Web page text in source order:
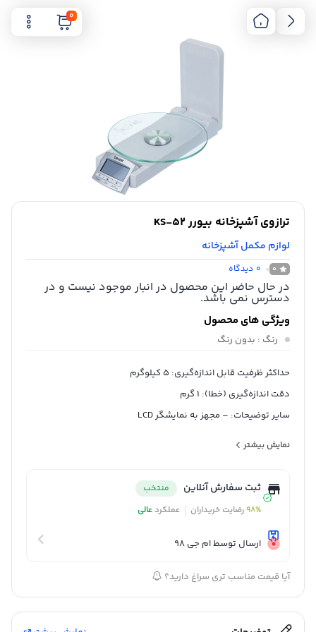
0
ترازوی آشپزخانه بیورر KS-52
لوازم مکمل آشپزخانه
0
0 دیدگاه
در حال حاضر این محصول در انبار موجود نیست و در
دسترس نمی باشد.
ویژگی های محصول
رنگ : بدون رنگ
حداکثر ظرفیت قابل اندازه‌گیری: 5 کیلوگرم
دقت اندازه‌گیری (خطا): 1 گرم
سایر توضیحات: – مجهز به نمایشگر LCD
نمایش بیشتر
ثبت سفارش آنلاین
منتخب
98%رضایت خریداران عملکردعالی
ارسال توسط ام جی 98
آیا قیمت مناسب تری سراغ دارید؟